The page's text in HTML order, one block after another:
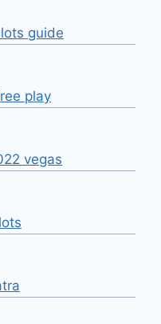
guide
play
vegas